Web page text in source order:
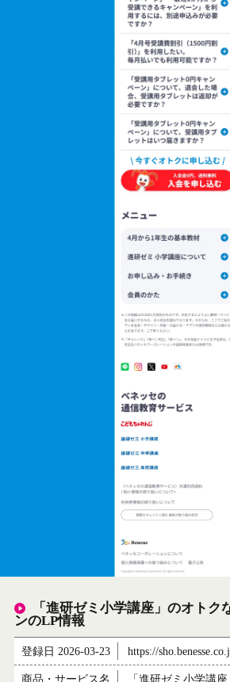
「進研ゼミ小学講座」のオトク
ンのLP情報
登録日 2026-03-23 https://
商品・サービス名 「進研ゼミ小学講